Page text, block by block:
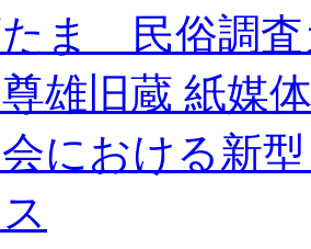
ま 民俗調査
雄旧蔵 紙媒
における新